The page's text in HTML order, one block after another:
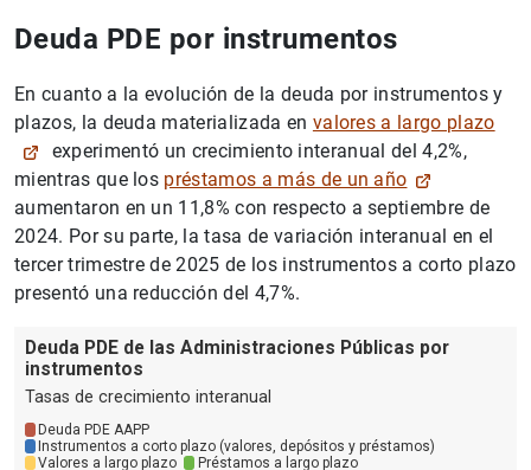
Deuda PDE por instrumentos
En cuanto a la evolución de la deuda por instrumentos y
plazos, la deuda materializada en valores a largo plazo
experimentó un crecimiento interanual del 4,2%,
mientras que los préstamos a más de un año
aumentaron en un 11,8% con respecto a septiembre de
2024. Por su parte, la tasa de variación interanual en el
tercer trimestre de 2025 de los instrumentos a corto plazo
presentó una reducción del 4,7%.